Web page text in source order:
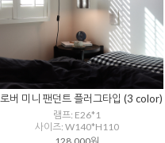
버 미니 팬던트 플러그타입 (3 color)
램프: E26*1
사이즈: W140*H110